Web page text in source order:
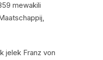
mewakili
jelek Franz von